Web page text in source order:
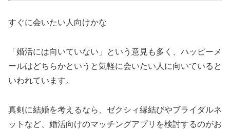
すぐに会いたい人向けかな
「婚活には向いていない」という意見も多く、ハッピーメ
ールはどちらかというと気軽に会いたい人に向いていると
いわれています。
真剣に結婚を考えるなら、ゼクシィ縁結びやブライダルネ
ットなど、婚活向けのマッチングアプリを検討するのがお